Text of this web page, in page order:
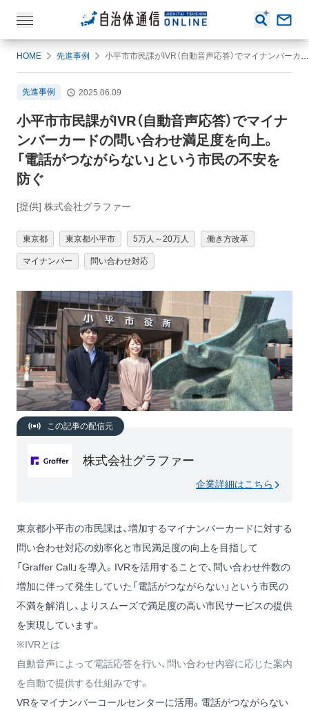
HOME 先進事例 小平市市民課がIVR（自動音声応答）でマイナンバーカードの問い合わせ満足度を向上。「電話がつながらない」という市民の不安を防ぐ
先進事例 2025.06.09
小平市市民課がIVR（自動音声応答）でマイナ
ンバーカードの問い合わせ満足度を向上。
「電話がつながらない」という市民の不安を
防ぐ
[提供] 株式会社グラファー
東京都 東京都小平市 5万人～20万人 働き方改革
マイナンバー 問い合わせ対応
この記事の配信元
株式会社グラファー
企業詳細はこちら
東京都小平市の市民課は、増加するマイナンバーカードに対する
問い合わせ対応の効率化と市民満足度の向上を目指して
「Graffer Call」を導入。IVRを活用することで、問い合わせ件数の
増加に伴って発生していた「電話がつながらない」という市民の
不満を解消し、よりスムーズで満足度の高い市民サービスの提供
を実現しています。
※IVRとは
自動音声によって電話応答を行い、問い合わせ内容に応じた案内
を自動で提供する仕組みです。
VRをマイナンバーコールセンターに活用。電話がつながらない